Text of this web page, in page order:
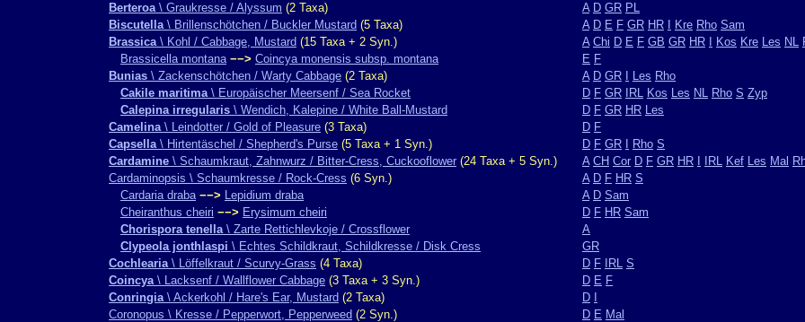
Berteroa\ Graukresse / Alyssum (2 Taxa) A D GR PL
Biscutella\ Brillenschötchen / Buckler Mustard (5 Taxa) A D E F GR HR Kre Rho Sam
Brassica\ Kohl / Cabbage, Mustard (15 Taxa + 2 Syn.) A Chi D E F GB GR HR Kos Kre Les NL
Brassicella montana −−> Coincya monensis subsp. montana E F
Bunias \ Zackenschötchen / Warty Cabbage (2 Taxa) A D GR Les Rho
Cakile maritima\ Europäischer Meersenf / Sea Rocket D F GR IRL Kos Les NL Rho S Zyp
Calepina irregularis \ Wendich, Kalepine / White Ball-Mustard D F GR HR Les
Camelina\ Leindotter / Gold of Pleasure (3 Taxa) D F
Capsella\ Hirtentäschel / Shepherd's Purse (5 Taxa + 1 Syn.) D F GR Rho S
Cardamine \ Schaumkraut, Zahnwurz / Bitter-Cress, Cuckooflower (24 Taxa + 5 Syn.) A CH Cor D F GR HR IRL Kef Les Mal
Cardaminopsis \ Schaumkresse / Rock-Cress (6 Syn.) A D F HR S
Cardaria draba −−> Lepidium draba A D Sam
Cheiranthus cheiri −−> Erysimum cheiri D F HR Sam
Chorispora tenella\ Zarte Rettichlevkoje / Crossflower
A
Clypeola jonthlaspi \ Echtes Schildkraut, Schildkresse / Disk Cress
GR
Cochlearia\ Löffelkraut / Scurvy-Grass (4 Taxa) D F IRL S
Coincya\ Lacksenf / Wallflower Cabbage (3 Taxa + 3 Syn.) D E F
Conringia\ Ackerkohl / Hare's Ear, Mustard (2 Taxa) D
Coronopus \ Kresse / Pepperwort, Pepperweed (2 Syn.) D E Mal